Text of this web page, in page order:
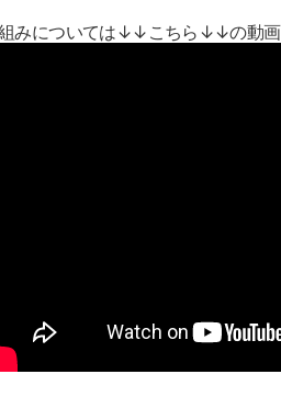
みについては↓↓こちら↓↓の動画